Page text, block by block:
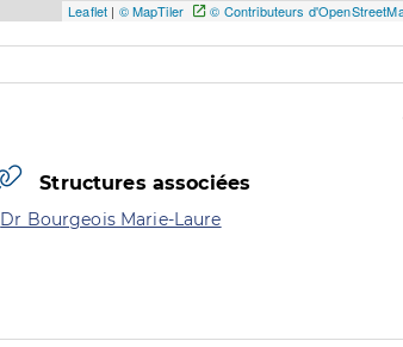
Leaflet | © MapTiler © Contributeurs
Structures associées
Dr Bourgeois Marie-Laure